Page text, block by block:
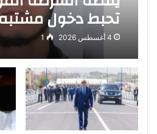
تحبط دخول
هجوم برلين إلى
4 أغسطس 2026 1